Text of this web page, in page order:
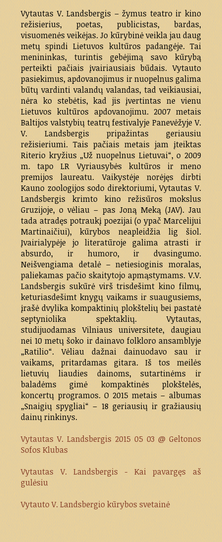
Vytautas V. Landsbergis – žymus teatro ir kino
režisierius, poetas, publicistas, bardas,
visuomenės veikėjas. Jo kūrybinė veikla jau daug
metų spindi Lietuvos kultūros padangėje. Tai
menininkas, turintis gebėjimą savo kūrybą
perteikti pačiais įvairiausiais būdais. Vytauto
pasiekimus, apdovanojimus ir nuopelnus galima
būtų vardinti valandų valandas, tad veikiausiai,
nėra ko stebėtis, kad jis įvertintas ne vienu
Lietuvos kultūros apdovanojimu. 2007 metais
Baltijos valstybių teatrų festivalyje Panevėžyje V.
V. Landsbergis pripažintas geriausiu
režisieriumi. Tais pačiais metais jam įteiktas
Riterio kryžius „Už nuopelnus Lietuvai“, o 2009
m. tapo LR Vyriausybės kultūros ir meno
premijos laureatu. Vaikystėje norėjęs dirbti
Kauno zoologijos sodo direktoriumi, Vytautas V.
Landsbergis krimto kino režisūros mokslus
Gruzijoje, o vėliau – pas Joną Meką (JAV). Jau
tada atradęs potraukį poezijai (o ypač Marcelijui
Martinaičiui), kūrybos neapleidžia lig šiol.
Įvairialypėje jo literatūroje galima atrasti ir
absurdo, ir humoro, ir dvasingumo.
Neišvengiama detalė – netiesioginis moralas,
paliekamas pačio skaitytojo apmąstymams. V.V.
Landsbergis sukūrė virš trisdešimt kino filmų,
keturiasdešimt knygų vaikams ir suaugusiems,
įrašė dvylika kompaktinių plokštelių bei pastatė
septyniolika spektaklių. Vytautas,
studijuodamas Vilniaus universitete, daugiau
nei 10 metų šoko ir dainavo folkloro ansamblyje
„Ratilio“. Vėliau dažnai dainuodavo sau ir
vaikams, pritardamas gitara. Iš tos meilės
lietuvių liaudies dainoms, sutartinėms ir
baladėms gimė kompaktinės plokštelės,
koncertų programos. O 2015 metais – albumas
„Snaigių spygliai“ – 18 geriausių ir gražiausių
dainų rinkinys.
Vytautas V. Landsbergis 2015 05 03 @ Geltonos
Sofos Klubas
Vytautas V. Landsbergis - Kai pavargęs aš
gulėsiu
Vytauto V. Landsbergio kūrybos svetainė